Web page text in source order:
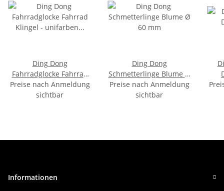
Ding Dong
Fahrradglocke Fahrrad
Klingel - unifarben weiß
Ø 80 mm
Preise nach Anmeldung
sichtbar
Ding Dong
Schmetterlinge Blume Ø
60 mm
Preise nach Anmeldung
sichtbar
Informationen